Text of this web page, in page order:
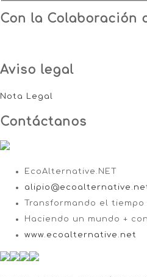
Con la Colaboración
Aviso legal
Nota Legal
Contáctanos
EcoAlternative.NET
Transformando el
Haciendo un mundo +
www.ecoalternative.net